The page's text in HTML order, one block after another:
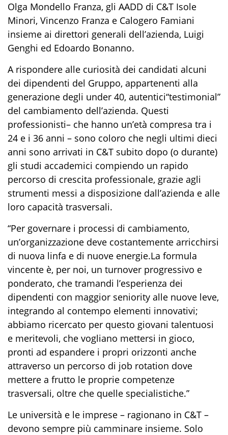
Olga Mondello Franza, gli AADD di C&T Isole
Minori, Vincenzo Franza e Calogero Famiani
insieme ai direttori generali dell’azienda, Luigi
Genghi ed Edoardo Bonanno.
Arispondere alle curiosità dei candidati alcuni
dei dipendenti del Gruppo, appartenenti alla
generazione degli under 40, autentici“testimonial”
del cambiamento dell’azienda. Questi
professionisti– che hanno un’età compresa tra i
24 e i 36 anni – sono coloro che negli ultimi dieci
anni sono arrivati in C&T subito dopo (o durante)
gli studi accademici compiendo un rapido
percorso di crescita professionale, grazie agli
strumenti messi a disposizione dall’azienda e alle
loro capacità trasversali.
“Per governare i processi di cambiamento,
un’organizzazione deve costantemente arricchirsi
di nuova linfa e di nuove energie.La formula
vincente è, per noi, un turnover progressivo e
ponderato, che tramandi l’esperienza dei
dipendenti con maggior seniority alle nuove leve,
integrando al contempo elementi innovativi;
abbiamo ricercato per questo giovani talentuosi
e meritevoli, che vogliano mettersi in gioco,
pronti ad espandere i propri orizzonti anche
attraverso un percorso di job rotation dove
mettere a frutto le proprie competenze
trasversali, oltre che quelle specialistiche.”
Le università e le imprese – ragionano in C&T –
devono sempre più camminare insieme. Solo